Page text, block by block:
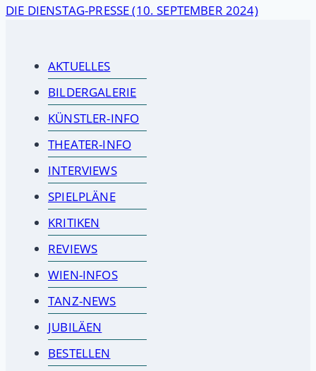
DIE DIENSTAG-PRESSE (10. SEPTEMBER 2024)
AKTUELLES
BILDERGALERIE
KÜNSTLER-INFO
THEATER-INFO
INTERVIEWS
SPIELPLÄNE
KRITIKEN
REVIEWS
WIEN-INFOS
TANZ-NEWS
JUBILÄEN
BESTELLEN